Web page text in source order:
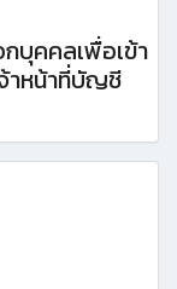
บุคคลเพื่อเข้า
าหน้าที่บัญชี